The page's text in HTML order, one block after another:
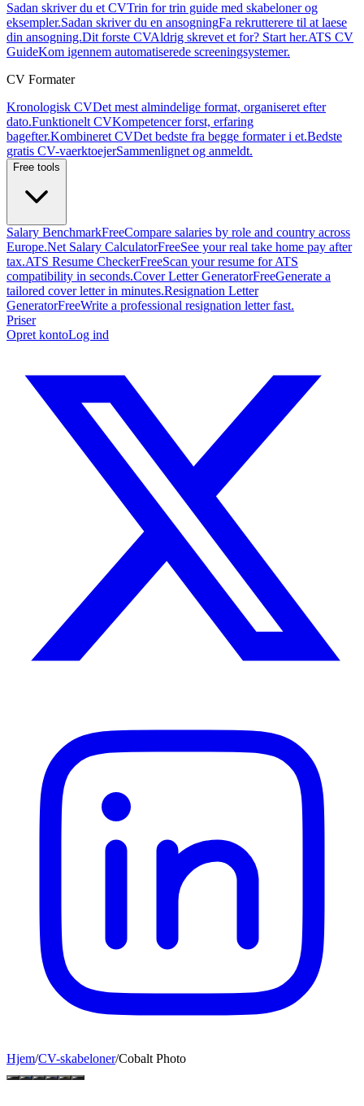
Sadan skriver du et CVTrin for trin guide med skabeloner og
eksempler.Sadan skriver du en ansogningFa rekrutterere til at laese
din ansogning.Dit forste CVAldrig skrevet et for? Start her.ATS CV
GuideKom igennem automatiserede screeningsystemer.
CV Formater
Kronologisk CVDet mest almindelige format, organiseret efter
dato.Funktionelt CVKompetencer forst, erfaring
bagefter.Kombineret CVDet bedste fra begge formater i et.Bedste
gratis CV-vaerktoejerSammenlignet og anmeldt.
Free tools
Salary BenchmarkFreeCompare salaries by role and country across
Europe.Net Salary CalculatorFreeSee your real take home pay after
tax.ATS Resume CheckerFreeScan your resume for ATS
compatibility in seconds.Cover Letter GeneratorFreeGenerate a
tailored cover letter in minutes.Resignation Letter
GeneratorFreeWrite a professional resignation letter fast.
Priser
Opret kontoLog ind
Hjem/CV-skabeloner/Cobalt Photo